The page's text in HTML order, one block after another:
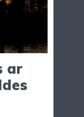
ar